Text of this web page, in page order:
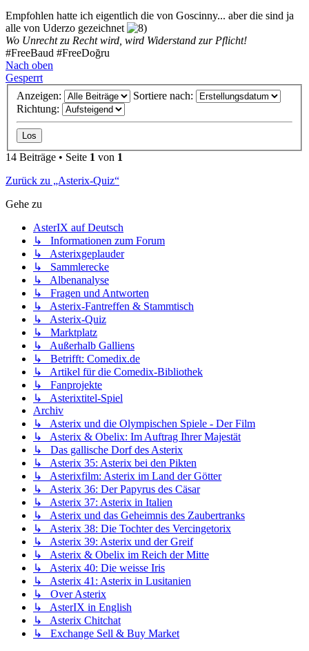
Empfohlen hatte ich eigentlich die von Goscinny... aber die sind ja
alle von Uderzo gezeichnet
Wo Unrecht zu Recht wird, wird Widerstand zur Pflicht!
#FreeBaud #FreeDoğru
Nach oben
Gesperrt
Anzeigen:
Sortiere nach:
Richtung:
14 Beiträge • Seite 1 von 1
Zurück zu „Asterix-Quiz“
Gehe zu
AsterIX auf Deutsch
↳ Informationen zum Forum
↳ Asterixgeplauder
↳ Sammlerecke
↳ Albenanalyse
↳ Fragen und Antworten
↳ Asterix-Fantreffen & Stammtisch
↳ Asterix-Quiz
↳ Marktplatz
↳ Außerhalb Galliens
↳ Betrifft: Comedix.de
↳ Artikel für die Comedix-Bibliothek
↳ Fanprojekte
↳ Asterixtitel-Spiel
Archiv
↳ Asterix und die Olympischen Spiele - Der Film
↳ Asterix & Obelix: Im Auftrag Ihrer Majestät
↳ Das gallische Dorf des Asterix
↳ Asterix 35: Asterix bei den Pikten
↳ Asterixfilm: Asterix im Land der Götter
↳ Asterix 36: Der Papyrus des Cäsar
↳ Asterix 37: Asterix in Italien
↳ Asterix und das Geheimnis des Zaubertranks
↳ Asterix 38: Die Tochter des Vercingetorix
↳ Asterix 39: Asterix und der Greif
↳ Asterix & Obelix im Reich der Mitte
↳ Asterix 40: Die weisse Iris
↳ Asterix 41: Asterix in Lusitanien
↳ Over Asterix
↳ AsterIX in English
↳ Asterix Chitchat
↳ Exchange Sell & Buy Market